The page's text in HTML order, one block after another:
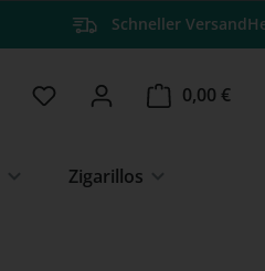
Schneller Versand
Du hast 0 Produkte auf
0,00 €
Zigarillos